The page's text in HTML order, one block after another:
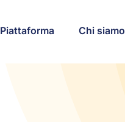
Piattaforma Chi siamo